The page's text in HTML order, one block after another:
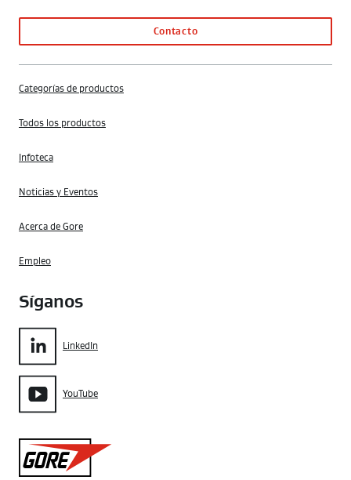
Contacto
Categorías de productos
Todos los productos
Infoteca
Noticias y Eventos
Acerca de Gore
Empleo
Síganos
LinkedIn
YouTube
Gore